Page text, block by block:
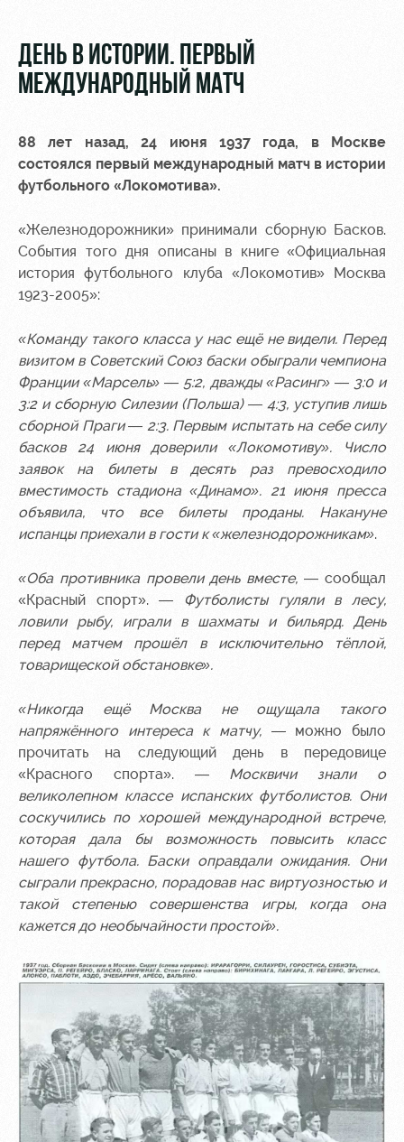
Фото
РЖД
Арена
мероприятий
Аренда
полей
Аренда
площадей
Ледовый
дворец
Занятия
спортом
Локо
Старт
Академия
Руководство
Контакты
Академии
Информация
для
Банковская
карта
«Локомотив»
Программа
лояльности
Карта
болельщика
Парковка
Информация
для
болельщиков
ДЕНЬ В ИСТОРИИ. ПЕРВЫЙ
МЕЖДУНАРОДНЫЙ МАТЧ
88 лет назад, 24 июня 1937 года, в Москве
состоялся первый международный матч в истории
футбольного «Локомотива».
«Железнодорожники» принимали сборную Басков.
События того дня описаны в книге «Официальная
история футбольного клуба «Локомотив» Москва
1923-2005»:
«Команду такого класса у нас ещё не видели. Перед
визитом в Советский Союз баски обыграли чемпиона
Франции «Марсель» — 5:2, дважды «Расинг» — 3:0 и
3:2 и сборную Силезии (Польша) — 4:3, уступив лишь
сборной Праги — 2:3. Первым испытать на себе силу
басков 24 июня доверили «Локомотиву». Число
заявок на билеты в десять раз превосходило
вместимость стадиона «Динамо». 21 июня пресса
объявила, что все билеты проданы. Накануне
испанцы приехали в гости к «железнодорожникам».
«Оба противника провели день вместе,— сообщал
«Красный спорт».— Футболисты гуляли в лесу,
ловили рыбу, играли в шахматы и бильярд. День
перед матчем прошёл в исключительно тёплой,
товарищеской обстановке».
«Никогда ещё Москва не ощущала такого
напряжённого интереса к матчу, —можно было
прочитать на следующий день в передовице
«Красного спорта». — Москвичи знали о
великолепном классе испанских футболистов. Они
соскучились по хорошей международной встрече,
которая дала бы возможность повысить класс
нашего футбола. Баски оправдали ожидания. Они
сыграли прекрасно, порадовав нас виртуозностью и
такой степенью совершенства игры, когда она
кажется до необычайности простой».